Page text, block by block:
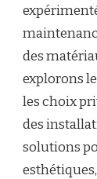
des
explorons
les choix
des
solutions